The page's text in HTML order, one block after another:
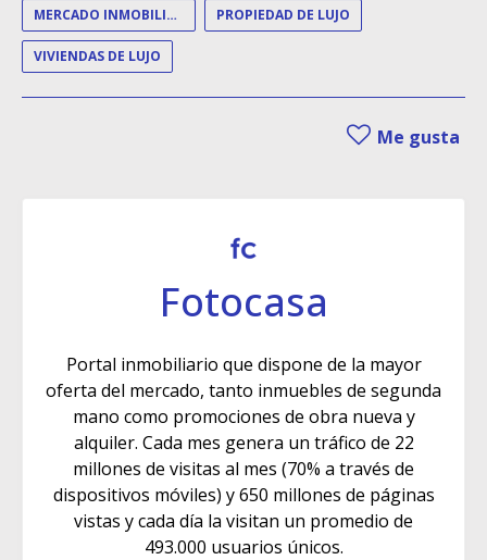
MERCADO INMOBILIARIO DE LUJO PROPIEDAD DE LUJO
VIVIENDAS DE LUJO
Me gusta
Fotocasa
Portal inmobiliario que dispone de la mayor
oferta del mercado, tanto inmuebles de segunda
mano como promociones de obra nueva y
alquiler. Cada mes genera un tráfico de 22
millones de visitas al mes (70% a través de
dispositivos móviles) y 650 millones de páginas
vistas y cada día la visitan un promedio de
493.000 usuarios únicos.